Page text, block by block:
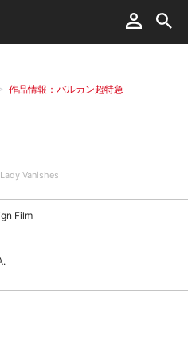
作品情報：バルカン超特急
Vanishes
Film